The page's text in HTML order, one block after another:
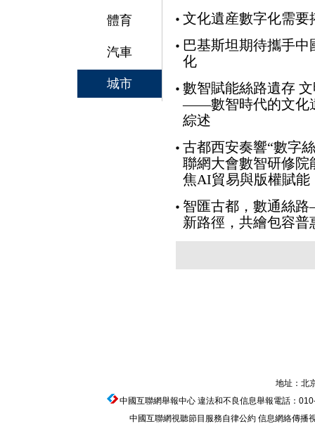
體育
汽車
城市
文化遺産數字化需要
巴基斯坦期待攜手
化
數智賦能絲路遺存
——數智時代的文化
綜述
古都西安奏響“數字
聯網大會數智研修院
焦AI貿易與版權賦能
智匯古都，數通絲
新路徑，共繪包容普
地址：北
中國互聯網舉報中心違法和不良信息舉報電話：
中國互聯網視聽節目服務自律公約信息網絡傳播